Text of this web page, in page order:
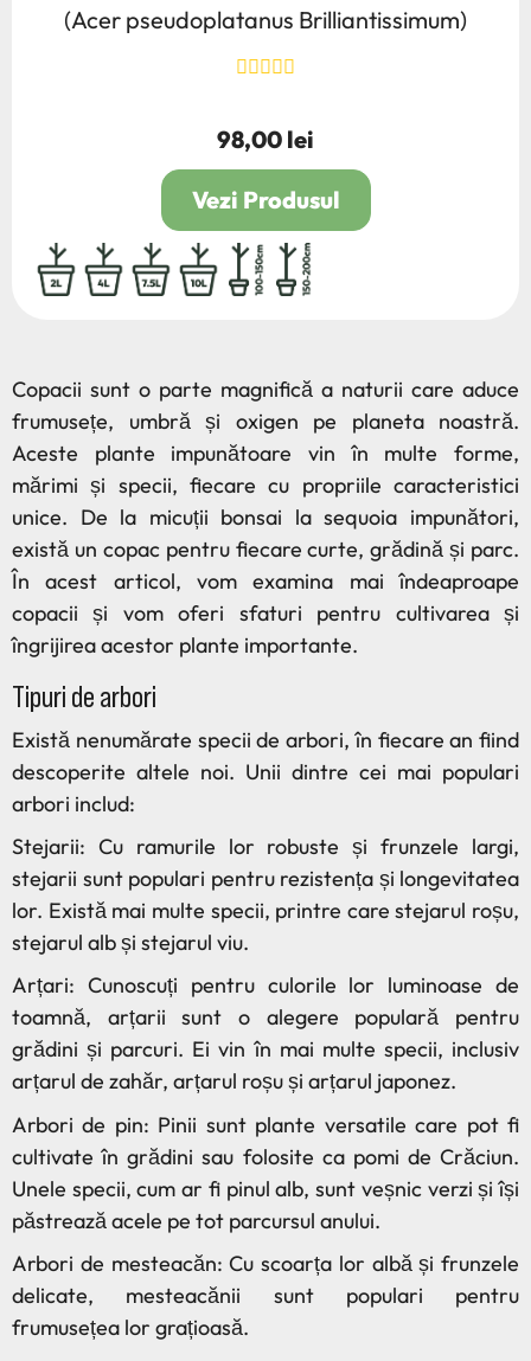
(Acer pseudoplatanus Brilliantissimum)
Pret
98,00 lei
Vezi Produsul
2L 4L 7.5L 10L 100/150150/200
Copacii sunt o parte magnifică a naturii care aduce
frumusețe, umbră și oxigen pe planeta noastră.
Aceste plante impunătoare vin în multe forme,
mărimi și specii, fiecare cu propriile caracteristici
unice. De la micuții bonsai la sequoia impunători,
există un copac pentru fiecare curte, grădină și parc.
În acest articol, vom examina mai îndeaproape
copacii și vom oferi sfaturi pentru cultivarea și
îngrijirea acestor plante importante.
Tipuri de arbori
Există nenumărate specii de arbori, în fiecare an fiind
descoperite altele noi. Unii dintre cei mai populari
arbori includ:
Stejarii: Cu ramurile lor robuste și frunzele largi,
stejarii sunt populari pentru rezistența și longevitatea
lor. Există mai multe specii, printre care stejarul roșu,
stejarul alb și stejarul viu.
Arțari: Cunoscuți pentru culorile lor luminoase de
toamnă, arțarii sunt o alegere populară pentru
grădini și parcuri. Ei vin în mai multe specii, inclusiv
arțarul de zahăr, arțarul roșu și arțarul japonez.
Arbori de pin: Pinii sunt plante versatile care pot fi
cultivate în grădini sau folosite ca pomi de Crăciun.
Unele specii, cum ar fi pinul alb, sunt veșnic verzi și își
păstrează acele pe tot parcursul anului.
Arbori de mesteacăn: Cu scoarța lor albă și frunzele
delicate, mesteacănii sunt populari pentru
frumusețea lor grațioasă.